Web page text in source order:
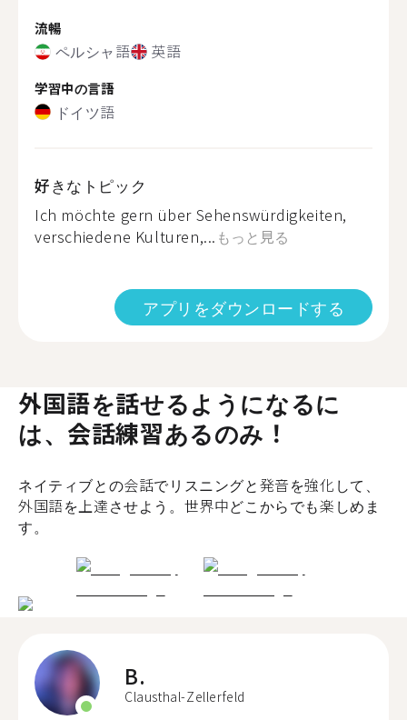
流暢
ペルシャ語 英語
学習中の言語
ドイツ語
好きなトピック
Ich möchte gern über Sehenswürdigkeiten,
verschiedene Kulturen,... もっと見る
アプリをダウンロードする
外国語を話せるようになるに
は、会話練習あるのみ！
ネイティブとの会話でリスニングと発音を強化して、
外国語を上達させよう。世界中どこからでも楽しめま
す。
B.
Clausthal-Zellerfeld